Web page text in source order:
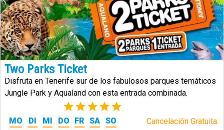
Two Parks Ticket
Disfruta en Tenerife sur de los fabulosos parques temáticos
Jungle Park y Aqualand con esta entrada combinada.
(2)
MO DI MI DO FR SA SO Cancelación Gratuita.